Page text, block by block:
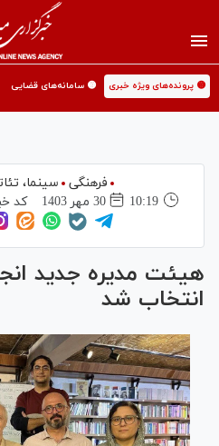
🟡 پرونده‌های ویژه خبری 🟡 سامانه‌های قضایی
فرهنگی
سینما،‌
10:19
30 مهر 1403 کد
هیئت مدیره جدید
انتخاب شد